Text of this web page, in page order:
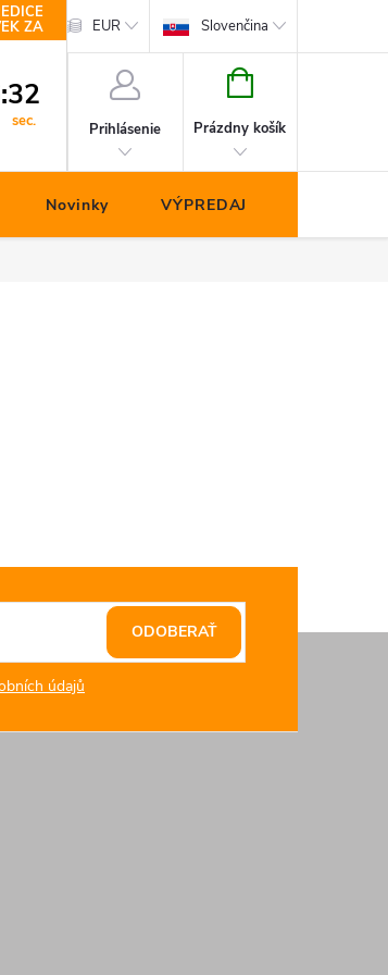
EUR Slovenčina
ZA
:31
sec. Prihlásenie
NÁKUPNÝ
Prázdny košík
Novinky VÝPREDAJ
údajů
ODOBERAŤ